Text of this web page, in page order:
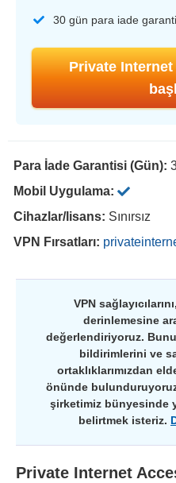
30 gün para iade
Private
Para İade Garantisi (Gün):
Mobil Uygulama:
Cihazlar/lisans: Sınırsız
VPN Fırsatları:
VPN
derinlemesine
değerlendiriyoruz.
bildirimlerini ve
ortaklıklarımızdan
önünde bulunduruyoruz.
şirketimiz bünyesinde
belirtmek isteriz.
Private Internet